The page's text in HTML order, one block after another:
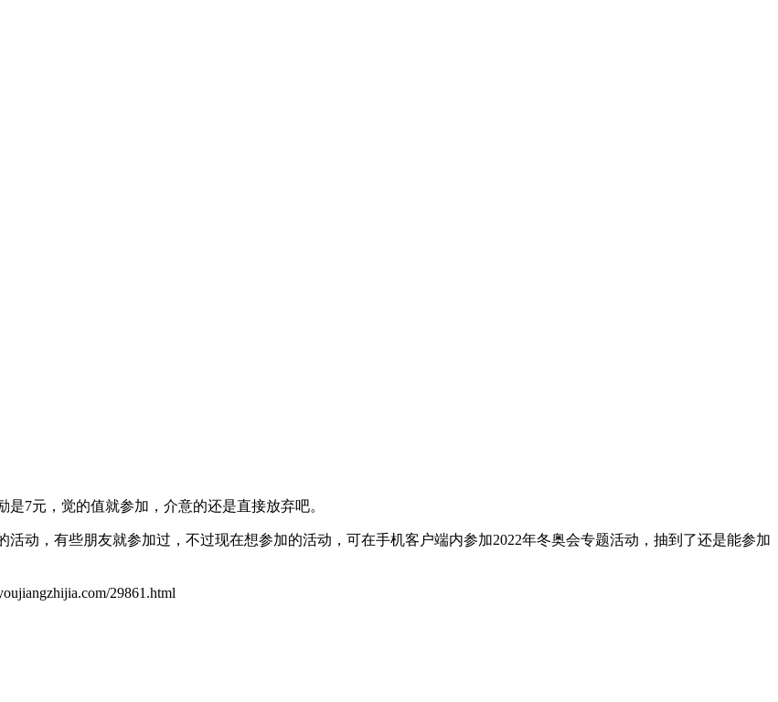
7元，觉的值就参加，介意的还是直接放弃吧。
动，有些朋友就参加过，不过现在想参加的活动，可在手机客户端内参加2022年冬奥会专题活动，抽到了还是能参加
29861.html